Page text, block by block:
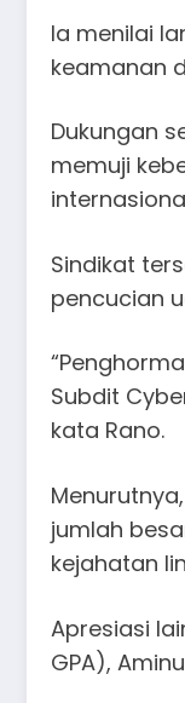
Ia menilai
keamanan
Dukungan
memuji
Sindikat
pencucian
Subdit
kata Rano.
jumlah
kejahatan
Apresiasi
GPA),